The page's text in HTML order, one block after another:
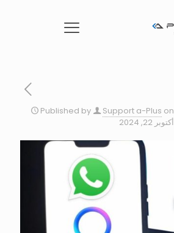
Published by Support a-Plus on
أكتوبر 22, 2024